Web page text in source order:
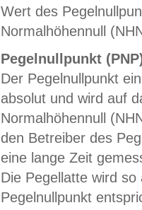
Wert des
Normalhöhennull
Pegelnullpunkt
Der Pegelnullpunkt
absolut und wird auf
Normalhöhennull
den Betreiber des
eine lange Zeit
Die Pegellatte wird
Pegelnullpunkt